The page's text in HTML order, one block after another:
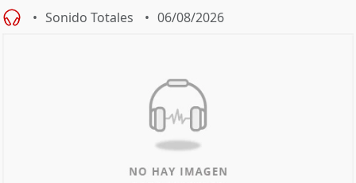
Sonido Totales 06/08/2026